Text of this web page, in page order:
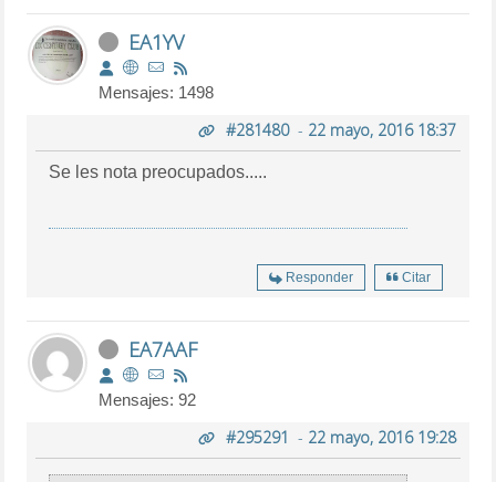
EA1YV
Mensajes: 1498
#281480- 22 mayo, 2016 18:37
Se les nota preocupados.....
Responder Citar
EA7AAF
Mensajes: 92
#295291 - 22 mayo, 2016 19:28